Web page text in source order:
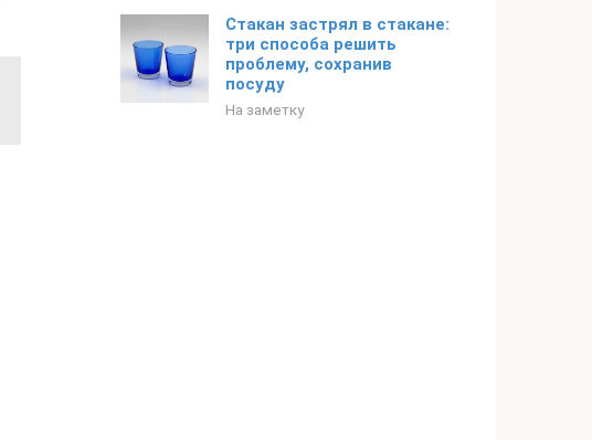
Стакан застрял в стакане:
три способа решить
проблему, сохранив
посуду
На заметку